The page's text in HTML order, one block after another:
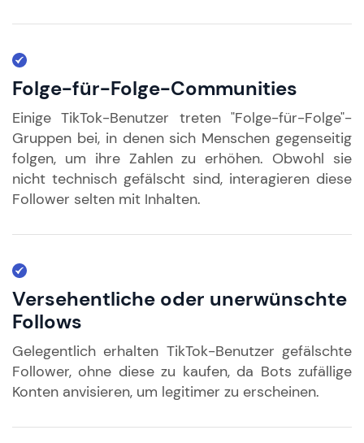
Folge-für-Folge-Communities
Einige TikTok-Benutzer treten "Folge-für-Folge"-
Gruppen bei, in denen sich Menschen gegenseitig
folgen, um ihre Zahlen zu erhöhen. Obwohl sie
nicht technisch gefälscht sind, interagieren diese
Follower selten mit Inhalten.
Versehentliche oder unerwünschte
Follows
Gelegentlich erhalten TikTok-Benutzer gefälschte
Follower, ohne diese zu kaufen, da Bots zufällige
Konten anvisieren, um legitimer zu erscheinen.